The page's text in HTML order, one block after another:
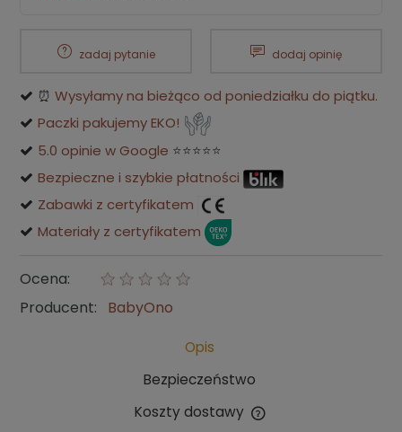
zadaj pytanie dodaj opinię
⏰ Wysyłamy na bieżąco od poniedziałku do piątku.
Paczki pakujemy EKO!
5.0 opinie w Google ⭐⭐⭐⭐⭐
Bezpieczne i szybkie płatności
Zabawki z certyfikatem
Materiały z certyfikatem
Ocena:
Producent:
BabyOno
Opis
Bezpieczeństwo
Koszty dostawy
Cena nie zawiera ewentualnych kosztów płatności